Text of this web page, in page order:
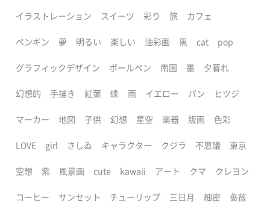
イラストレーション スイーツ 彩り 旅 カフェ
ペンギン 夢 明るい 楽しい 油彩画 黒 cat pop
グラフィックデザイン ボールペン 南国 墨 夕暮れ
幻想的 手描き 紅葉 蝶 雨 イエロー パン ヒツジ
マーカー 地図 子供 幻想 星空 楽器 版画 色彩
LOVE girl さしゐ キャラクター クジラ 不思議 東京
空想 紫 風景画 cute kawaii アート クマ クレヨン
コーヒー サンセット チューリップ 三日月 細密 薔薇